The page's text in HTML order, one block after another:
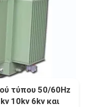
τύπου 50/60Hz
10kv 6kv και